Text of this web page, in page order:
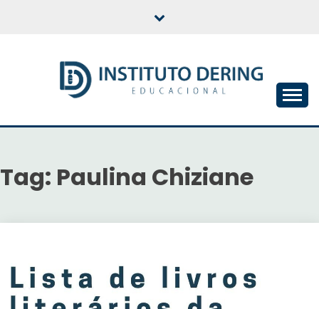
INSTITUTO DERING
EDUCACIONAL
Tag: Paulina Chiziane